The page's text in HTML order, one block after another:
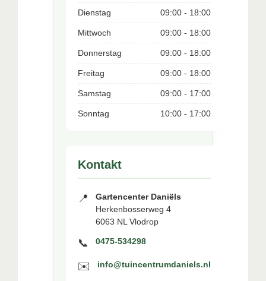
Dienstag 09:00 - 18:00
Mittwoch 09:00 - 18:00
Donnerstag 09:00 - 18:00
Freitag 09:00 - 18:00
Samstag 09:00 - 17:00
Sonntag 10:00 - 17:00
Kontakt
📍
Gartencenter Daniëls
Herkenbosserweg 4
6063 NL Vlodrop
📞 0475-534298
✉️ info@tuincentrumdaniels.nl